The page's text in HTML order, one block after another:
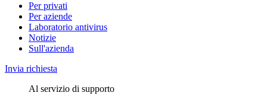
Per privati
Per aziende
Laboratorio antivirus
Notizie
Sull'azienda
Invia richiesta
Al servizio di supporto